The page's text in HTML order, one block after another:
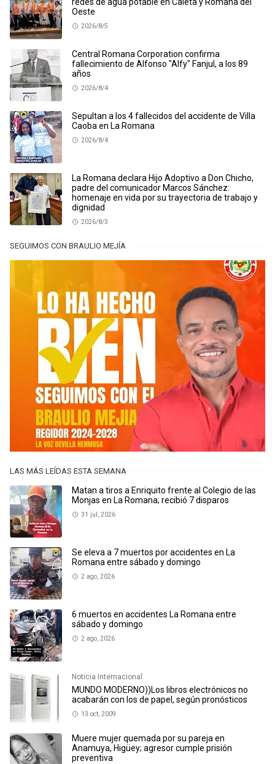
Oeste
2026/8/5
Central Romana Corporation confirma
fallecimiento de Alfonso "Alfy" Fanjul, a los 89
años
2026/8/4
Sepultan a los 4 fallecidos del accidente de Villa
Caoba en La Romana
2026/8/4
La Romana declara Hijo Adoptivo a Don Chicho,
padre del comunicador Marcos Sánchez:
homenaje en vida por su trayectoria de trabajo y
dignidad
2026/8/3
SEGUIMOS CON BRAULIO MEJÍA
LAS MÁS LEÍDAS ESTA SEMANA
Matan a tiros a Enriquito frente al Colegio de las
Monjas en La Romana; recibió 7 disparos
31 jul, 2026
Se eleva a 7 muertos por accidentes en La
Romana entre sábado y domingo
2 ago, 2026
6 muertos en accidentes La Romana entre
sábado y domingo
2 ago, 2026
Noticia Internacional
MUNDO MODERNO))Los libros electrónicos no
acabarán con los de papel, según pronósticos
13 oct, 2009
Muere mujer quemada por su pareja en
Anamuya, Higüey; agresor cumple prisión
preventiva